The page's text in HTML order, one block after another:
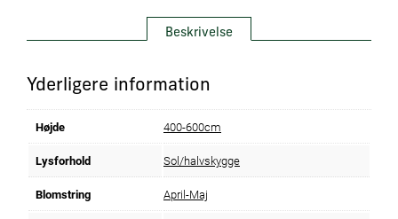
Beskrivelse
Yderligere information
Højde 400-600cm
Lysforhold Sol/halvskygge
Blomstring April-Maj